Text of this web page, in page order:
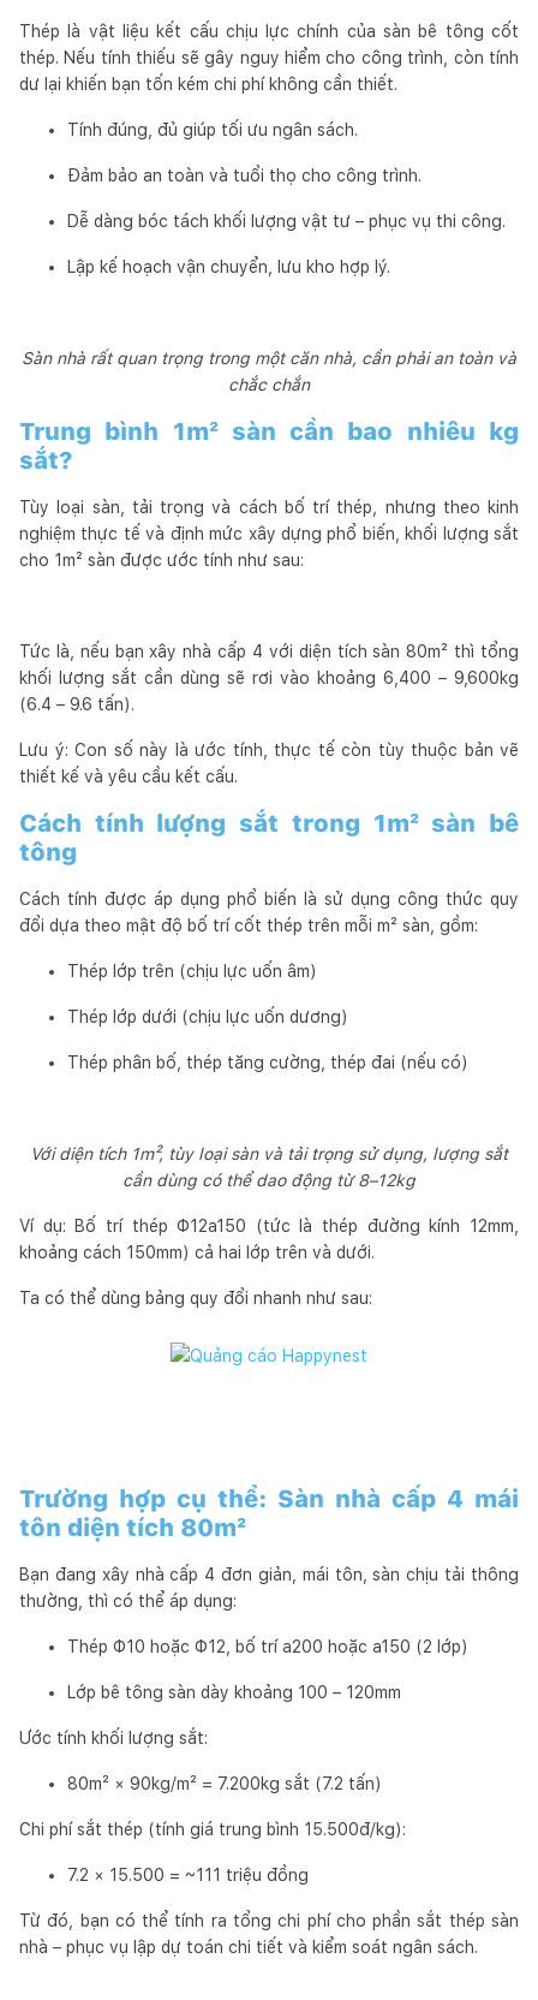
Thép là vật liệu kết cấu chịu lực chính của sàn bê tông cốt
thép. Nếu tính thiếu sẽ gây nguy hiểm cho công trình, còn tính
dư lại khiến bạn tốn kém chi phí không cần thiết.
Tính đúng, đủ giúp tối ưu ngân sách.
Đảm bảo an toàn và tuổi thọ cho công trình.
Dễ dàng bóc tách khối lượng vật tư – phục vụ thi công.
Lập kế hoạch vận chuyển, lưu kho hợp lý.
Sàn nhà rất quan trọng trong một căn nhà, cần phải an toàn và
chắc chắn
Trung bình 1m² sàn cần bao nhiêu kg
sắt?
Tùy loại sàn, tải trọng và cách bố trí thép, nhưng theo kinh
nghiệm thực tế và định mức xây dựng phổ biến, khối lượng sắt
cho 1m² sàn được ước tính như sau:
Tức là, nếu bạn xây nhà cấp 4 với diện tích sàn 80m² thì tổng
khối lượng sắt cần dùng sẽ rơi vào khoảng 6,400 – 9,600kg
(6.4 – 9.6 tấn).
Lưu ý: Con số này là ước tính, thực tế còn tùy thuộc bản vẽ
thiết kế và yêu cầu kết cấu.
Cách tính lượng sắt trong 1m² sàn bê
tông
Cách tính được áp dụng phổ biến là sử dụng công thức quy
đổi dựa theo mật độ bố trí cốt thép trên mỗi m² sàn, gồm:
Thép lớp trên (chịu lực uốn âm)
Thép lớp dưới (chịu lực uốn dương)
Thép phân bố, thép tăng cường, thép đai (nếu có)
Với diện tích 1m², tùy loại sàn và tải trọng sử dụng, lượng sắt
cần dùng có thể dao động từ 8–12kg
Ví dụ: Bố trí thép Φ12a150 (tức là thép đường kính 12mm,
khoảng cách 150mm) cả hai lớp trên và dưới.
Ta có thể dùng bảng quy đổi nhanh như sau:
Trường hợp cụ thể: Sàn nhà cấp 4 mái
tôn diện tích 80m²
Bạn đang xây nhà cấp 4 đơn giản, mái tôn, sàn chịu tải thông
thường, thì có thể áp dụng:
Thép Φ10 hoặc Φ12, bố trí a200 hoặc a150 (2 lớp)
Lớp bê tông sàn dày khoảng 100 – 120mm
Ước tính khối lượng sắt:
80m² × 90kg/m² = 7.200kg sắt (7.2 tấn)
Chi phí sắt thép (tính giá trung bình 15.500đ/kg):
7.2 × 15.500 = ~111 triệu đồng
Từ đó, bạn có thể tính ra tổng chi phí cho phần sắt thép sàn
nhà – phục vụ lập dự toán chi tiết và kiểm soát ngân sách.